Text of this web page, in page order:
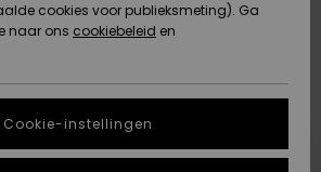
Nieuw
Highlights
Nieuw
Highlights
gesprek om het
snelste
cookies voor publieksmeting). Ga
naar ons cookiebeleid en
Cookie-instellingen